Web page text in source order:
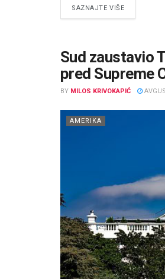
SAZNAJTE VIŠEDETAILS
Sud zaustavio
pred Supreme
BY MILOS KRIVOKAPIĆ
AMERIKA